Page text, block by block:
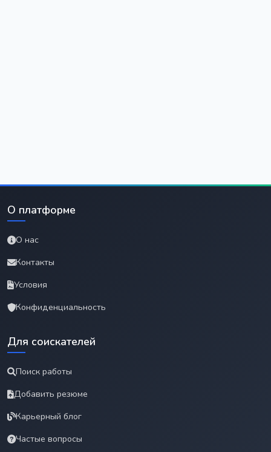
О платформе
О нас
Контакты
Условия
Конфиденциальность
Для соискателей
Поиск работы
Добавить резюме
Карьерный блог
Частые вопросы